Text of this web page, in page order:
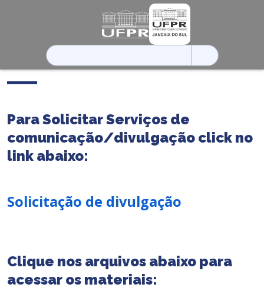
Pesquisar
por:
Para Solicitar Serviços de
comunicação/divulgação click no
link abaixo:
Solicitação de divulgação
Clique nos arquivos abaixo para
acessar os materiais: